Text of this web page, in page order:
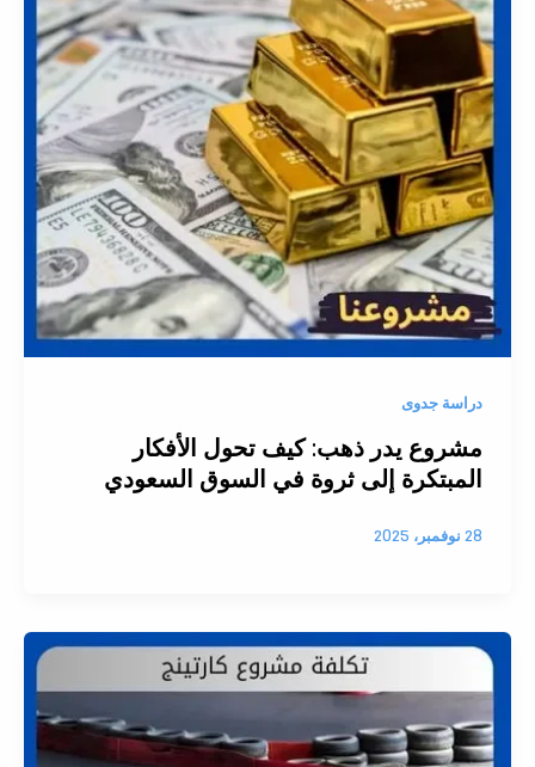
دراسة جدوى
مشروع يدر ذهب: كيف تحول الأفكار
المبتكرة إلى ثروة في السوق السعودي
28 نوفمبر، 2025